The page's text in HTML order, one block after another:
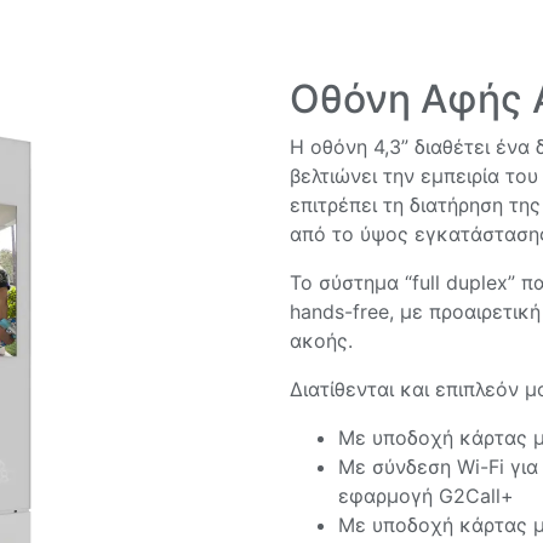
Οθόνη Αφής
Η οθόνη 4,3” διαθέτει ένα
βελτιώνει την εμπειρία
επιτρέπει τη διατήρηση
από το ύψος
Το σύστημα “full duplex”
hands-free, με
ακοής.
Διατίθενται και
Με υποδοχή κάρτας
Με σύνδεση Wi-Fi
εφαρμογή G2Call+
Με υποδοχή κάρτας